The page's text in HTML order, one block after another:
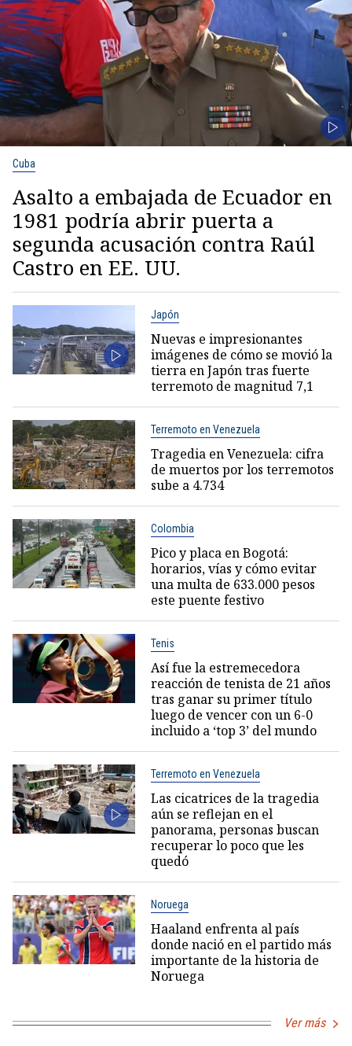
Cuba
Asalto a embajada de Ecuador en
1981 podría abrir puerta a
segunda acusación contra Raúl
Castro en EE. UU.
Japón
Nuevas e impresionantes
imágenes de cómo se movió la
tierra en Japón tras fuerte
terremoto de magnitud 7,1
Terremoto en Venezuela
Tragedia en Venezuela: cifra
de muertos por los terremotos
sube a 4.734
Colombia
Pico y placa en Bogotá:
horarios, vías y cómo evitar
una multa de 633.000 pesos
este puente festivo
Tenis
Así fue la estremecedora
reacción de tenista de 21 años
tras ganar su primer título
luego de vencer con un 6-0
incluido a ‘top 3’ del mundo
Terremoto en Venezuela
Las cicatrices de la tragedia
aún se reflejan en el
panorama, personas buscan
recuperar lo poco que les
quedó
Noruega
Haaland enfrenta al país
donde nació en el partido más
importante de la historia de
Noruega
Ver más